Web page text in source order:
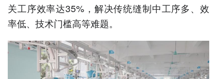
关工序效率达35%，解决传统缝制中工序多、效
率低、技术门槛高等难题。